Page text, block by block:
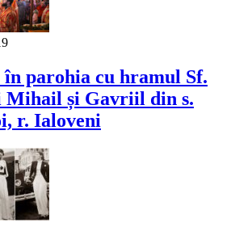
parohia cu hramul Sf.
Mihail și Gavriil din s.
r. Ialoveni